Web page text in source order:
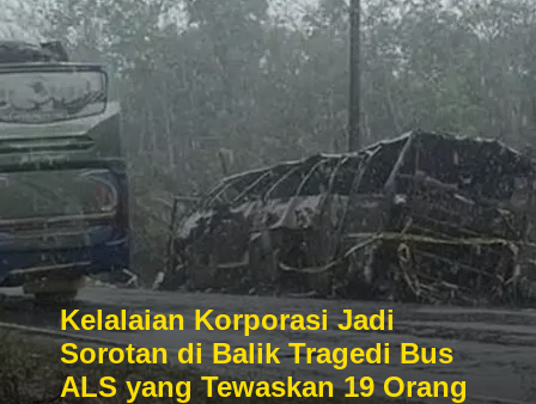
Kelalaian Korporasi Jadi
Sorotan di Balik Tragedi Bus
ALS yang Tewaskan 19 Orang